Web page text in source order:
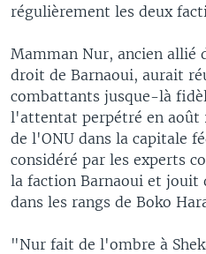
régulièrement les deux
Mamman Nur, ancien allié
droit de Barnaoui, aurait
combattants jusque-là
l'attentat perpétré en août
de l'ONU dans la capitale
considéré par les experts
la faction Barnaoui et jouit
dans les rangs de Boko
"Nur fait de l'ombre à